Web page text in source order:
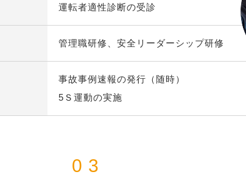
運転者適性診断の受診
管理職研修、安全リーダーシップ研修
事故事例速報の発行（随時）
5Ｓ運動の実施
03